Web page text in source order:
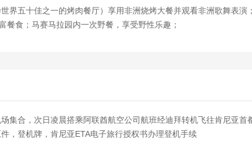
界五十佳之一的烤肉餐厅）享用非洲烧烤大餐并观看非洲歌舞表演；
餐食；马赛马拉园内一次野餐，享受野性乐趣；
集合，次日凌晨搭乘阿联酋航空公司航班经迪拜转机飞往肯尼亚首
，登机牌，肯尼亚ETA电子旅行授权书办理登机手续